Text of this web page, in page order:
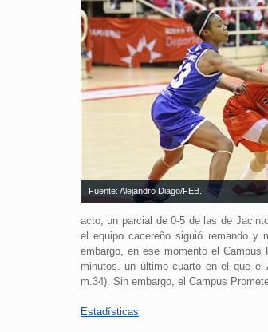
Fuente: Alejandro Diago/FEB.
acto, un parcial de 0-5 de las de
el equipo cacereño siguió remando y
embargo, en ese momento el
minutos. un último cuarto en el que
m.34). Sin embargo, el Campus
Estadísticas